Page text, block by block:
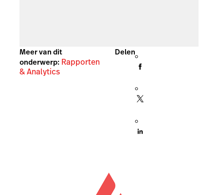
Meer van dit
onderwerp: Rapporten
& Analytics
Delen